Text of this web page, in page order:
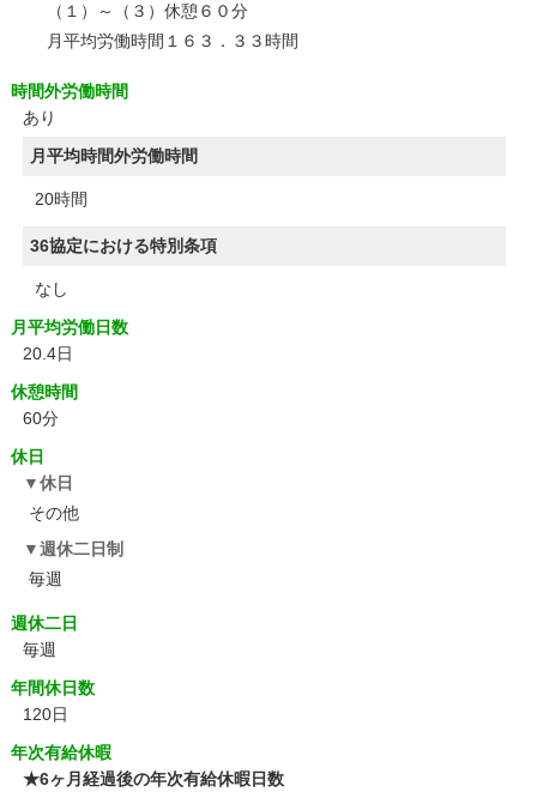
（１）～（３）休憩６０分
月平均労働時間１６３．３３時間
時間外労働時間
あり
月平均時間外労働時間
20時間
36協定における特別条項
なし
月平均労働日数
20.4日
休憩時間
60分
休日
休日
その他
週休二日制
毎週
週休二日
毎週
年間休日数
120日
年次有給休暇
★6ヶ月経過後の年次有給休暇日数